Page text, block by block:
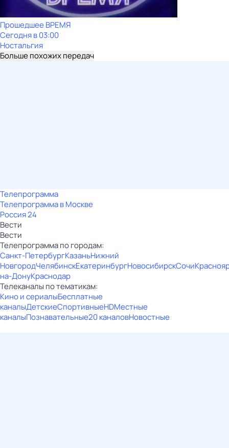
Прошедшее ВРЕМЯ
Сегодня в 03:00
Ностальгия
Больше похожих передач
Телепрограмма
Телепрограмма в Москве
Россия 24
Вести
Вести
Телепрограмма по городам:
Санкт-ПетербургКазаньНижний
НовгородЧелябинскЕкатеринбургНовосибирскСочи
на-ДонуКраснодар
Телеканалы по тематикам:
Кино и сериалыБесплатные
каналыДетскиеСпортивныеHDМестные
каналыПознавательные20 каналовНовостные